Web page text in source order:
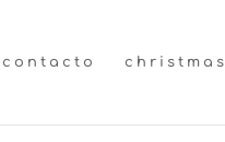
contacto christmas